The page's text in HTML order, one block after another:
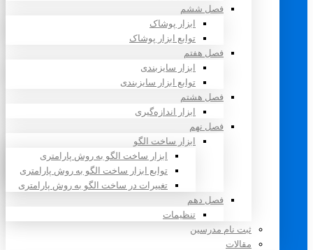
فصل ششم
ابزار پوشاک
توابع ابزار پوشاک
فصل هفتم
ابزار سایزبندی
توابع ابزار سایزبندی
فصل هشتم
ابزار اندازه‌گیری
فصل نهم
ابزار ساخت الگو
ابزار ساخت الگو به روش پارامتری
توابع ابزار ساخت الگو به روش پارامتری
تغییرات در ساخت الگو به روش پارامتری
فصل دهم
تنظیمات
ثبت نام مدرسین
مقالات